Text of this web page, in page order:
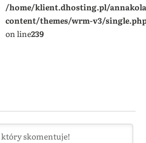
/home/klient.dhosting.pl/
content/themes/wrm-v3/
on line239